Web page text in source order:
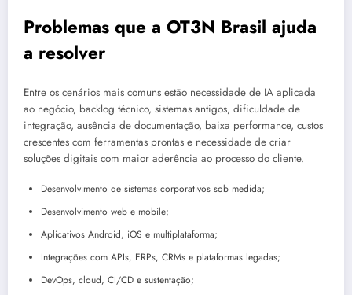
Problemas que a OT3N Brasil ajuda
a resolver
Entre os cenários mais comuns estão necessidade de IA aplicada
ao negócio, backlog técnico, sistemas antigos, dificuldade de
integração, ausência de documentação, baixa performance, custos
crescentes com ferramentas prontas e necessidade de criar
soluções digitais com maior aderência ao processo do cliente.
Desenvolvimento de sistemas corporativos sob medida;
Desenvolvimento web e mobile;
Aplicativos Android, iOS e multiplataforma;
Integrações com APIs, ERPs, CRMs e plataformas legadas;
DevOps, cloud, CI/CD e sustentação;